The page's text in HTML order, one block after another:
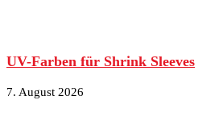
UV-Farben für Shrink Sleeves
7. August 2026